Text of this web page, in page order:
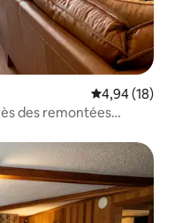
Note
4,94 (18)
des remontées